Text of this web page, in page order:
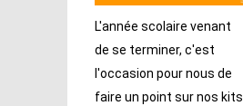
L'année scolaire venant
de se terminer, c'est
l'occasion pour nous de
faire un point sur nos kits